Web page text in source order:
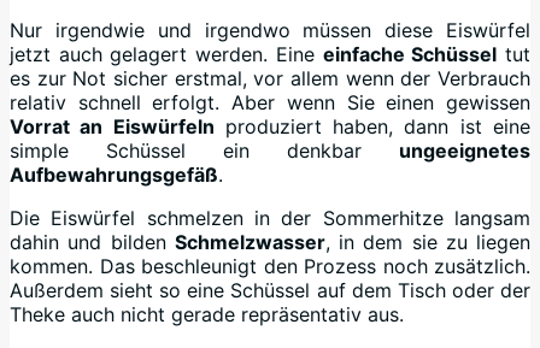
Nur irgendwie und irgendwo müssen diese Eiswürfel
jetzt auch gelagert werden. Eine einfache Schüssel tut
es zur Not sicher erstmal, vor allem wenn der Verbrauch
relativ schnell erfolgt. Aber wenn Sie einen gewissen
Vorrat an Eiswürfeln produziert haben, dann ist eine
simple Schüssel ein denkbar ungeeignetes
Aufbewahrungsgefäß.
Die Eiswürfel schmelzen in der Sommerhitze langsam
dahin und bilden Schmelzwasser, in dem sie zu liegen
kommen. Das beschleunigt den Prozess noch zusätzlich.
Außerdem sieht so eine Schüssel auf dem Tisch oder der
Theke auch nicht gerade repräsentativ aus.